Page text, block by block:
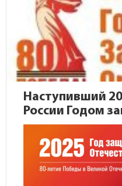
Наступивший
России Годом